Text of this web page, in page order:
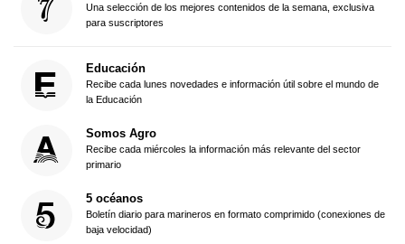
Una selección de los mejores contenidos de la semana, exclusiva
para suscriptores
Educación
Recibe cada lunes novedades e información útil sobre el mundo de
la Educación
Somos Agro
Recibe cada miércoles la información más relevante del sector
primario
5 océanos
Boletín diario para marineros en formato comprimido (conexiones de
baja velocidad)